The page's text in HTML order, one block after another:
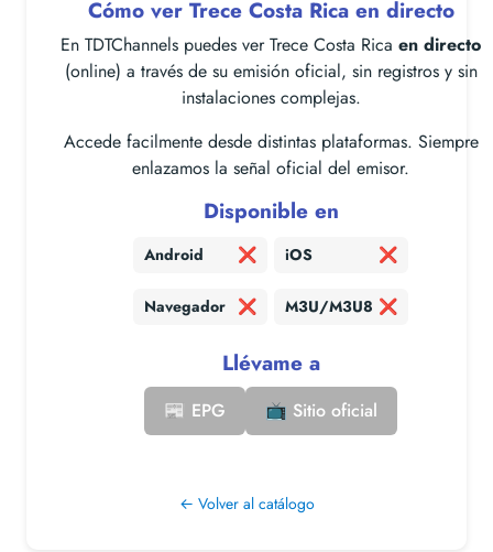
Cómo ver Trece Costa Rica en directo
En TDTChannels puedes ver Trece Costa Rica en directo
(online) a través de su emisión oficial, sin registros y sin
instalaciones complejas.
Accede facilmente desde distintas plataformas. Siempre
enlazamos la señal oficial del emisor.
Disponible en
Android ❌ iOS ❌
Navegador ❌ M3U/M3U8 ❌
Llévame a
📰 EPG 📺 Sitio oficial
← Volver al catálogo